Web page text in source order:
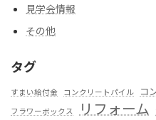
見学会情報
その他
タグ
すまい給付金 コンクリートパイル コ
フラワーボックス
リフォーム